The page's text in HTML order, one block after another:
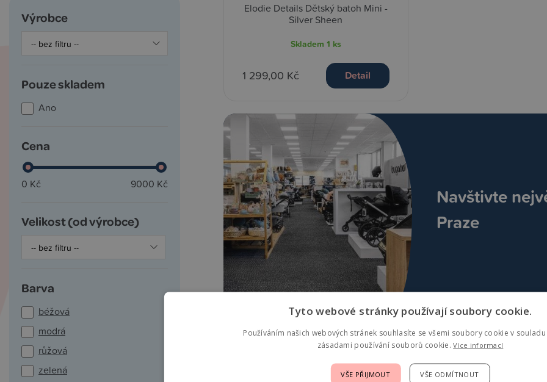
Výrobce
Pouze skladem
Ano
Cena
0 Kč 9000 Kč
Velikost (od výrobce)
Barva
béžová
modrá
růžová
zelená
Navštivte
Praze
Elodie Details Dětský batoh Mini -
Silver Sheen
Skladem 1 ks
1 299,00 Kč Detail
Tyto webové stránky používají soubory cookie.
Používáním našich webových stránek souhlasíte se všemi soubory cookie v souladu
zásadami používání souborů cookie.Více informací
VŠE PŘIJMOUT VŠE ODMÍTNOUT